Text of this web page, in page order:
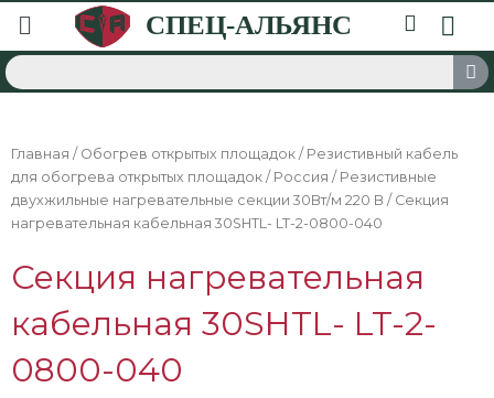
Главная / Обогрев открытых площадок / Резистивный кабель
для обогрева открытых площадок / Россия / Резистивные
двухжильные нагревательные секции 30Вт/м 220 В / Секция
нагревательная кабельная 30SHTL- LT-2-0800-040
Секция нагревательная
кабельная 30SHTL- LT-2-
0800-040